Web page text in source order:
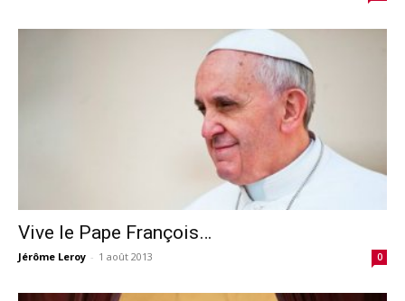
Vive le Pape François…
Jérôme Leroy - 1 août 2013 0